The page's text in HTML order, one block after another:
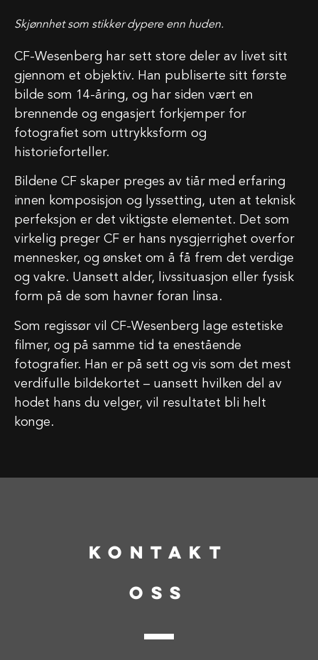
Skjønnhet som stikker dypere enn huden.
CF-Wesenberg har sett store deler av livet sitt
gjennom et objektiv. Han publiserte sitt første
bilde som 14-åring, og har siden vært en
brennende og engasjert forkjemper for
fotografiet som uttrykksform og
historieforteller.
Bildene CF skaper preges av tiår med erfaring
innen komposisjon og lyssetting, uten at teknisk
perfeksjon er det viktigste elementet. Det som
virkelig preger CF er hans nysgjerrighet overfor
mennesker, og ønsket om å få frem det verdige
og vakre. Uansett alder, livssituasjon eller fysisk
form på de som havner foran linsa.
Som regissør vil CF-Wesenberg lage estetiske
filmer, og på samme tid ta enestående
fotografier. Han er på sett og vis som det mest
verdifulle bildekortet – uansett hvilken del av
hodet hans du velger, vil resultatet bli helt
konge.
KONTAKT
oss